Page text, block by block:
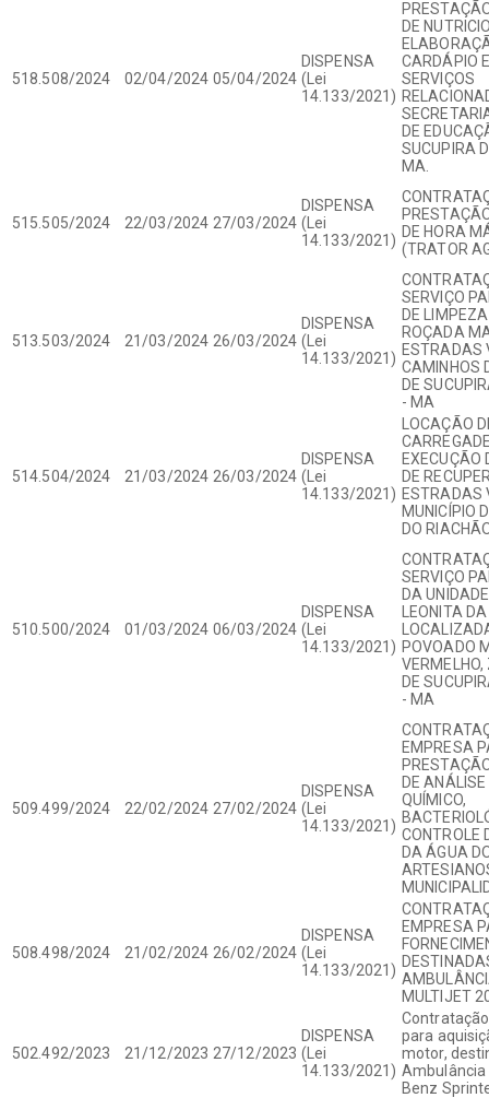
518.508/2024 02/04/2024 05/04/2024
DISPENSA
(Lei
14.133/2021)
DE
CARDÁPIO
SERVIÇOS
DE
SUCUPIRA
MA.
515.505/2024 22/03/2024 27/03/2024
DISPENSA
(Lei
14.133/2021) DE HORA
(TRATOR
513.503/2024 21/03/2024 26/03/2024
DISPENSA
(Lei
14.133/2021)
SERVIÇO
DE
ROÇADA
ESTRADAS
CAMINHOS
DE
- MA
514.504/2024 21/03/2024 26/03/2024
DISPENSA
(Lei
14.133/2021)
LOCAÇÃO
EXECUÇÃO
DE
ESTRADAS
MUNICÍPIO
DO
510.500/2024 01/03/2024 06/03/2024
DISPENSA
(Lei
14.133/2021)
SERVIÇO
DA
LEONITA
POVOADO
DE
- MA
509.499/2024 22/02/2024 27/02/2024
DISPENSA
(Lei
14.133/2021)
EMPRESA
DE ANÁLISE
QUÍMICO,
CONTROLE
DA ÁGUA
508.498/2024 21/02/2024 26/02/2024
DISPENSA
(Lei
14.133/2021)
EMPRESA
MULTIJET
502.492/2023 21/12/2023 27/12/2023
DISPENSA
(Lei
14.133/2021)
para
motor,
Ambulância
Benz